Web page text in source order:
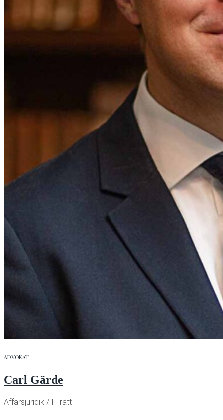
ADVOKAT
Carl Gärde
Affärsjuridik / IT-rätt